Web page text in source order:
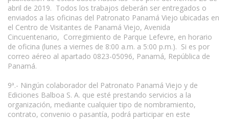
abril de 2019. Todos los trabajos deberán ser entregados o
enviados a las oficinas del Patronato Panamá Viejo ubicadas en
el Centro de Visitantes de Panamá Viejo, Avenida
Cincuentenario, Corregimiento de Parque Lefevre, en horario
de oficina (lunes a viernes de 8:00 a.m. a 5:00 p.m.). Si es por
correo aéreo al apartado 0823-05096, Panamá, República de
Panamá.
9ª.- Ningún colaborador del Patronato Panamá Viejo y de
Ediciones Balboa S. A. que esté prestando servicios a la
organización, mediante cualquier tipo de nombramiento,
contrato, convenio o pasantía, podrá participar en este